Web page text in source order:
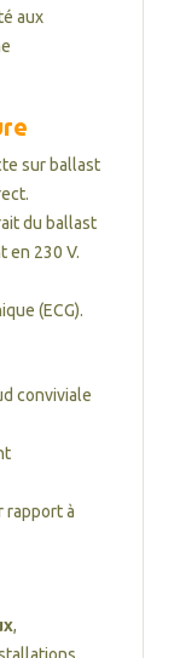
aux
sur ballast
du ballast
en 230 V.
(ECG).
conviviale
rapport à
,